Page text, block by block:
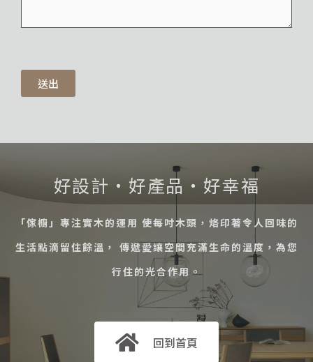
送出
好設計・好產品・好幸福
「傢櫥」專注實木的運用 使每吋木頭，烙印著令人回味的
生活點滴留住餘溫， 傳遞愛讓空間充滿生命的溫度，為您
行住的光合作用。
回到首頁